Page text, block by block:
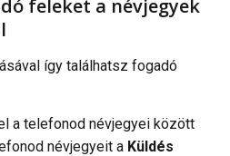
feleket a névjegyek
így találhatsz fogadó
a telefonod névjegyei között
névjegyeit a Küldés